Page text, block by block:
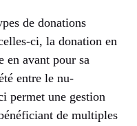
de donations
ci, la donation en
en avant pour sa
entre le nu-
permet une gestion
de multiples